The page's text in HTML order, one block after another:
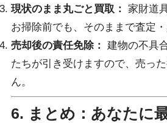
現状のまま丸ごと買取：
家財道
お掃除前でも、そのままで査定・
売却後の責任免除： 建物の不具
たちが引き受けますので、売っ
ん。
6. まとめ：あなたに